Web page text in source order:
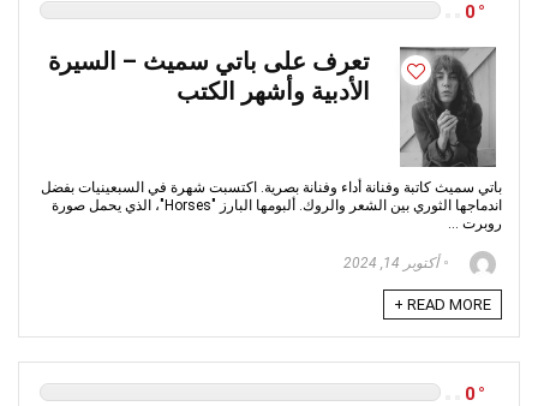
0
تعرف على باتي سميث – السيرة
الأدبية وأشهر الكتب
باتي سميث كاتبة وفنانة أداء وفنانة بصرية. اكتسبت شهرة في السبعينيات بفضل
اندماجها الثوري بين الشعر والروك. ألبومها البارز "Horses"، الذي يحمل صورة
روبرت ...
أكتوبر 14, 2024
READ MORE +
0